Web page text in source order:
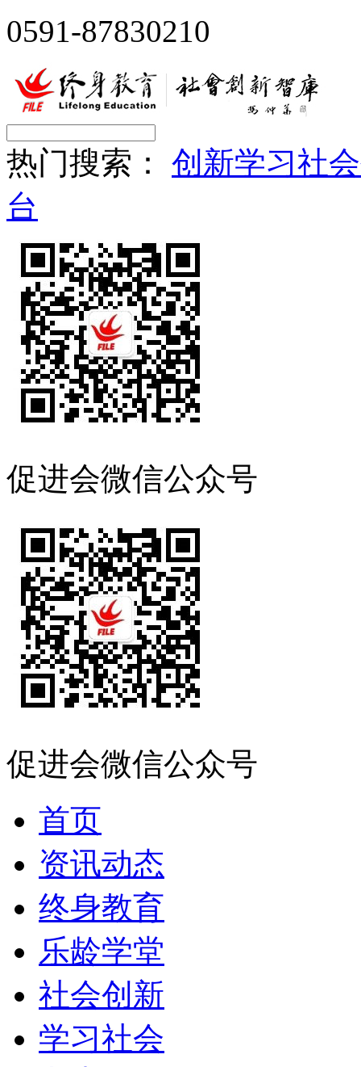
0591-87830210
热门搜索： 创新学习社
台
促进会微信公众号
促进会微信公众号
首页
资讯动态
终身教育
乐龄学堂
社会创新
学习社会